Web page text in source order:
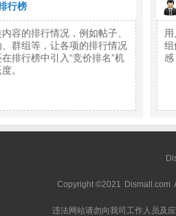
行榜
容的排行情况，例如帖子、
群组等，让各项的排行情况
排行榜中引入“竞价排名”机
。
组
Copyright ©2021 Dismall.com
违法网站请勿向我司工作人员及